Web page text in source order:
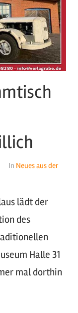
In Neues aus der
lädt der
des
Halle 31
mal dorthin